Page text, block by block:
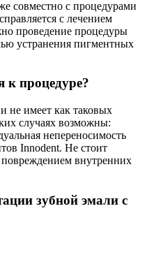
совместно с процедурами
с лечением
проведение процедуры
устранения пигментных
к процедуре?
не имеет как таковых
случаях возможны:
непереносимость
Innodent. Не стоит
внутренних
зубной эмали с